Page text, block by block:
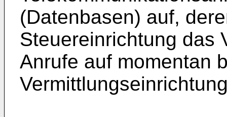
(Datenbasen) auf,
Steuereinrichtung das
Anrufe auf momentan